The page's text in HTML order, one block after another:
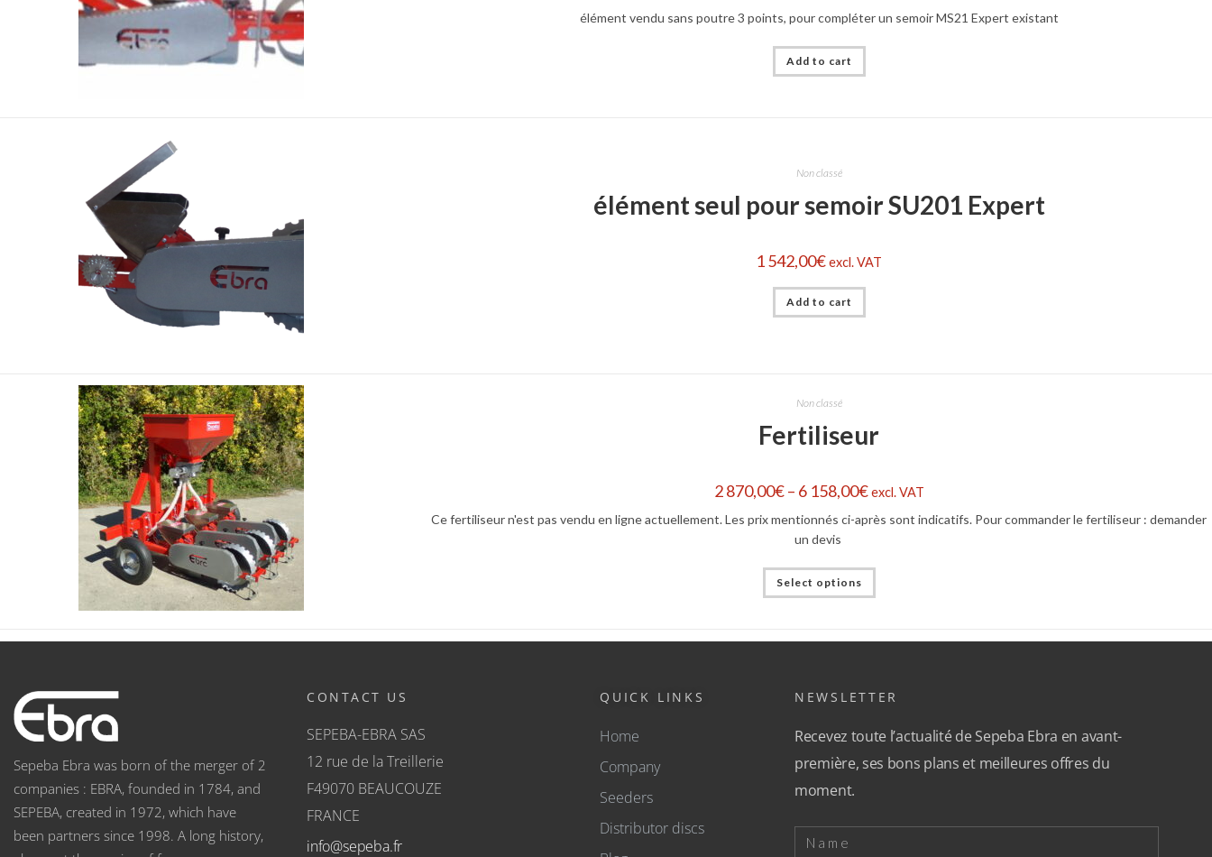
élément vendu sans poutre 3 points, pour compléter un semoir MS21 Expert existant
Add to cart
Non classé
élément seul pour semoir SU201 Expert
1 542,00€ excl. VAT
Add to cart
Non classé
Fertiliseur
2 870,00€– 6 158,00€excl. VAT
Ce fertiliseur n'est pas vendu en ligne actuellement. Les prix mentionnés ci-après sont indicatifs. Pour commander le fertiliseur : demander
un devis
Select options
Sepeba Ebra was born of the merger of 2
companies : EBRA, founded in 1784, and
SEPEBA, created in 1972, which have
been partners since 1998. A long history,
CONTACT US
SEPEBA-EBRA SAS
12 rue de la Treillerie
F49070 BEAUCOUZE
FRANCE
info@sepeba.fr
QUICK LINKS
Home
Company
Seeders
Distributor discs
NEWSLETTER
Recevez toute l’actualité de Sepeba Ebra en avant-
première, ses bons plans et meilleures offres du
moment.